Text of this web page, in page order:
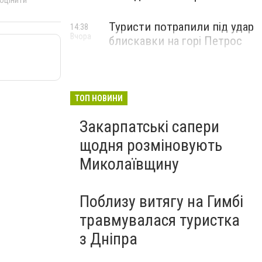
Туристи потрапили під удар
блискавки на горі Петрос
14:38
Вчора
ТОП НОВИНИ
Закарпатські сапери
щодня розміновують
Миколаївщину
Поблизу витягу на Гимбі
травмувалася туристка
з Дніпра